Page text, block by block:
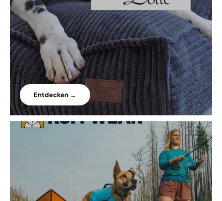
Entdecken →